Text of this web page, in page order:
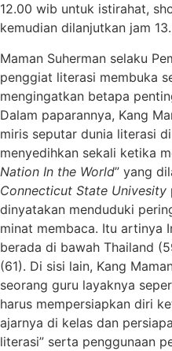
12.00 wib untuk istirahat,
kemudian dilanjutkan jam
Maman Suherman selaku
penggiat literasi membuka
mengingatkan betapa
Dalam paparannya, Kang
miris seputar dunia literasi
menyedihkan sekali ketika
Nation In the World” yang
Connecticut State Univesity
dinyatakan menduduki
minat membaca. Itu artinya
berada di bawah Thailand
(61). Di sisi lain, Kang
seorang guru layaknya
harus mempersiapkan diri
ajarnya di kelas dan
literasi” serta penggunaan